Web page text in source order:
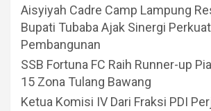
Aisyiyah Cadre Camp Lampung
Bupati Tubaba Ajak Sinergi Perkuat
Pembangunan
SSB Fortuna FC Raih Runner-up
15 Zona Tulang Bawang
Ketua Komisi IV Dari Fraksi PDI